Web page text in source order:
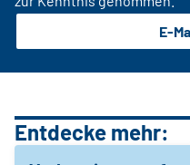
E-
Entdecke mehr: